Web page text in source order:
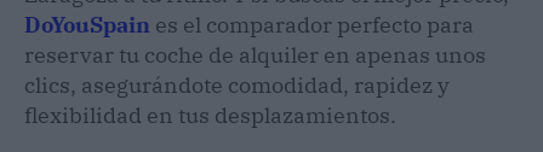
DoYouSpain es el comparador perfecto para
reservar tu coche de alquiler en apenas unos
clics, asegurándote comodidad, rapidez y
flexibilidad en tus desplazamientos.